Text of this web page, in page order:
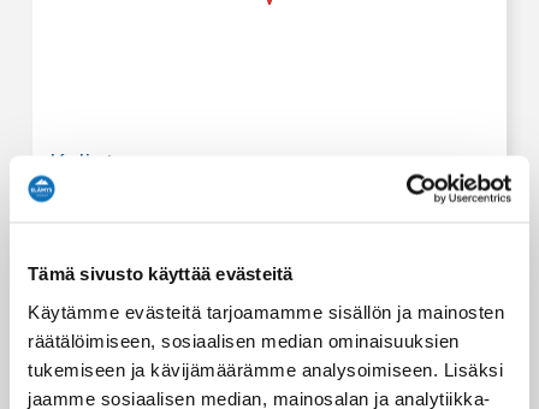
Tämä sivusto käyttää evästeitä
Käytämme evästeitä tarjoamamme sisällön ja mainosten
räätälöimiseen, sosiaalisen median ominaisuuksien
tukemiseen ja kävijämäärämme analysoimiseen. Lisäksi
jaamme sosiaalisen median, mainosalan ja analytiikka-
Kuljetus
Tätä elämystä varten tarjoamme kuljetuksen
Mastonaitio SkiBus stop at 14.45
Ruka Valley SkiBus stop 14:40
Ruka Village SkiBus stop 14.30
Rukan Salonki pick up point at 14.10